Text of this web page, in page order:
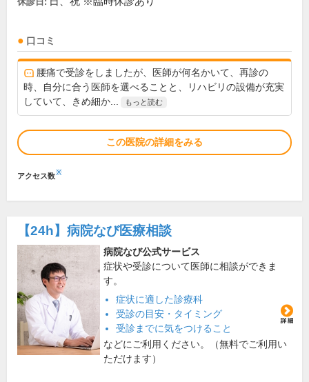
口コミ
腰痛で受診をしましたが、医師が何名かいて、再診の
時、自分に合う医師を選べることと、リハビリの設備が充実
していて、きめ細か...
もっと読む
この医院の詳細をみる
アクセス数※
【24h】 病院なび医療相談
病院なび公式サービス
症状や受診について医師に相談ができま
す。
症状に適した診療科
受診の目安・タイミング
受診までに気をつけること
などにご利用ください。（無料でご利用い
ただけます）